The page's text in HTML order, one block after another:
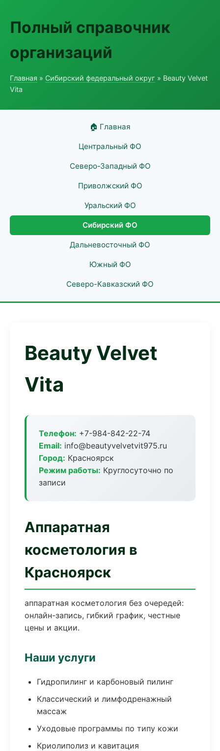
Полный справочник
организаций
Главная » Сибирский федеральный округ » Beauty Velvet
Vita
🏠 Главная
Центральный ФО
Северо-Западный ФО
Приволжский ФО
Уральский ФО
Сибирский ФО
Дальневосточный ФО
Южный ФО
Северо-Кавказский ФО
Beauty Velvet
Vita
Телефон: +7-984-842-22-74
Email: info@beautyvelvetvit975.ru
Город: Красноярск
Режим работы: Круглосуточно по
записи
Аппаратная
косметология в
Красноярск
аппаратная косметология без очередей:
онлайн-запись, гибкий график, честные
цены и акции.
Наши услуги
Гидропилинг и карбоновый пилинг
Классический и лимфодренажный
массаж
Уходовые программы по типу кожи
Криолиполиз и кавитация